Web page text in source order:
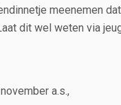
meenemen
dit wel weten via
a.s.,